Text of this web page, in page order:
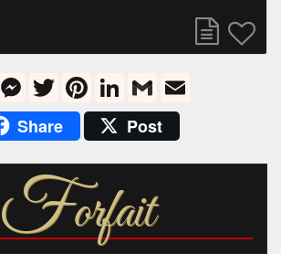
FacebookMessenger
TwitterPinterestLinkedIn
Gmail
Share Post
Forfait